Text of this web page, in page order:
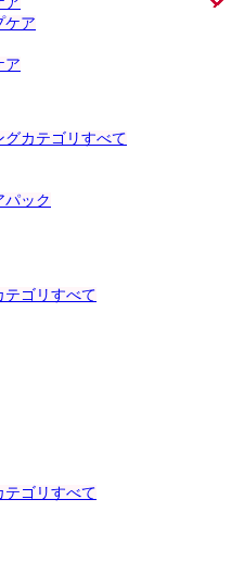
ケア
ア
カテゴリすべて
パック
テゴリすべて
テゴリすべて